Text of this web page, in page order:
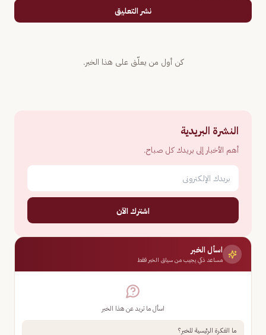
نشر التعليق
كن أول من يعلّق على هذا الخبر.
النشرة البريدية
أهم الأخبار إلى بريدك كل صباح.
اشترك الآن
اسأل الخبر
مساعد ذكي يجيب من سياق الخبر فقط
اسأل ما تريد عن هذا الخبر
ما الفكرة الرئيسية للخبر؟